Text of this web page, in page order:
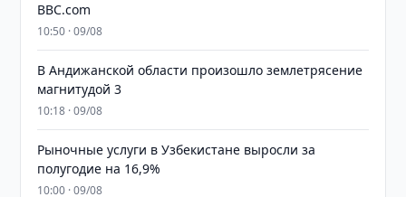
BBC.com
10:50 · 09/08
В Андижанской области произошло землетрясение
магнитудой 3
10:18 · 09/08
Рыночные услуги в Узбекистане выросли за
полугодие на 16,9%
10:00 · 09/08